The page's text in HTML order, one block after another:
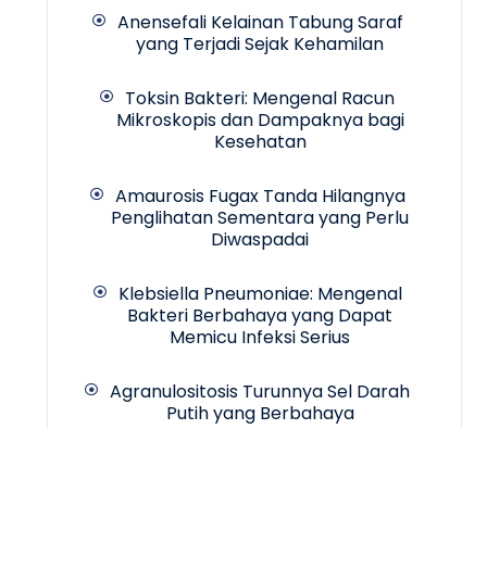
Anensefali Kelainan Tabung Saraf
yang Terjadi Sejak Kehamilan
Toksin Bakteri: Mengenal Racun
Mikroskopis dan Dampaknya bagi
Kesehatan
Amaurosis Fugax Tanda Hilangnya
Penglihatan Sementara yang Perlu
Diwaspadai
Klebsiella Pneumoniae: Mengenal
Bakteri Berbahaya yang Dapat
Memicu Infeksi Serius
Agranulositosis Turunnya Sel Darah
Putih yang Berbahaya